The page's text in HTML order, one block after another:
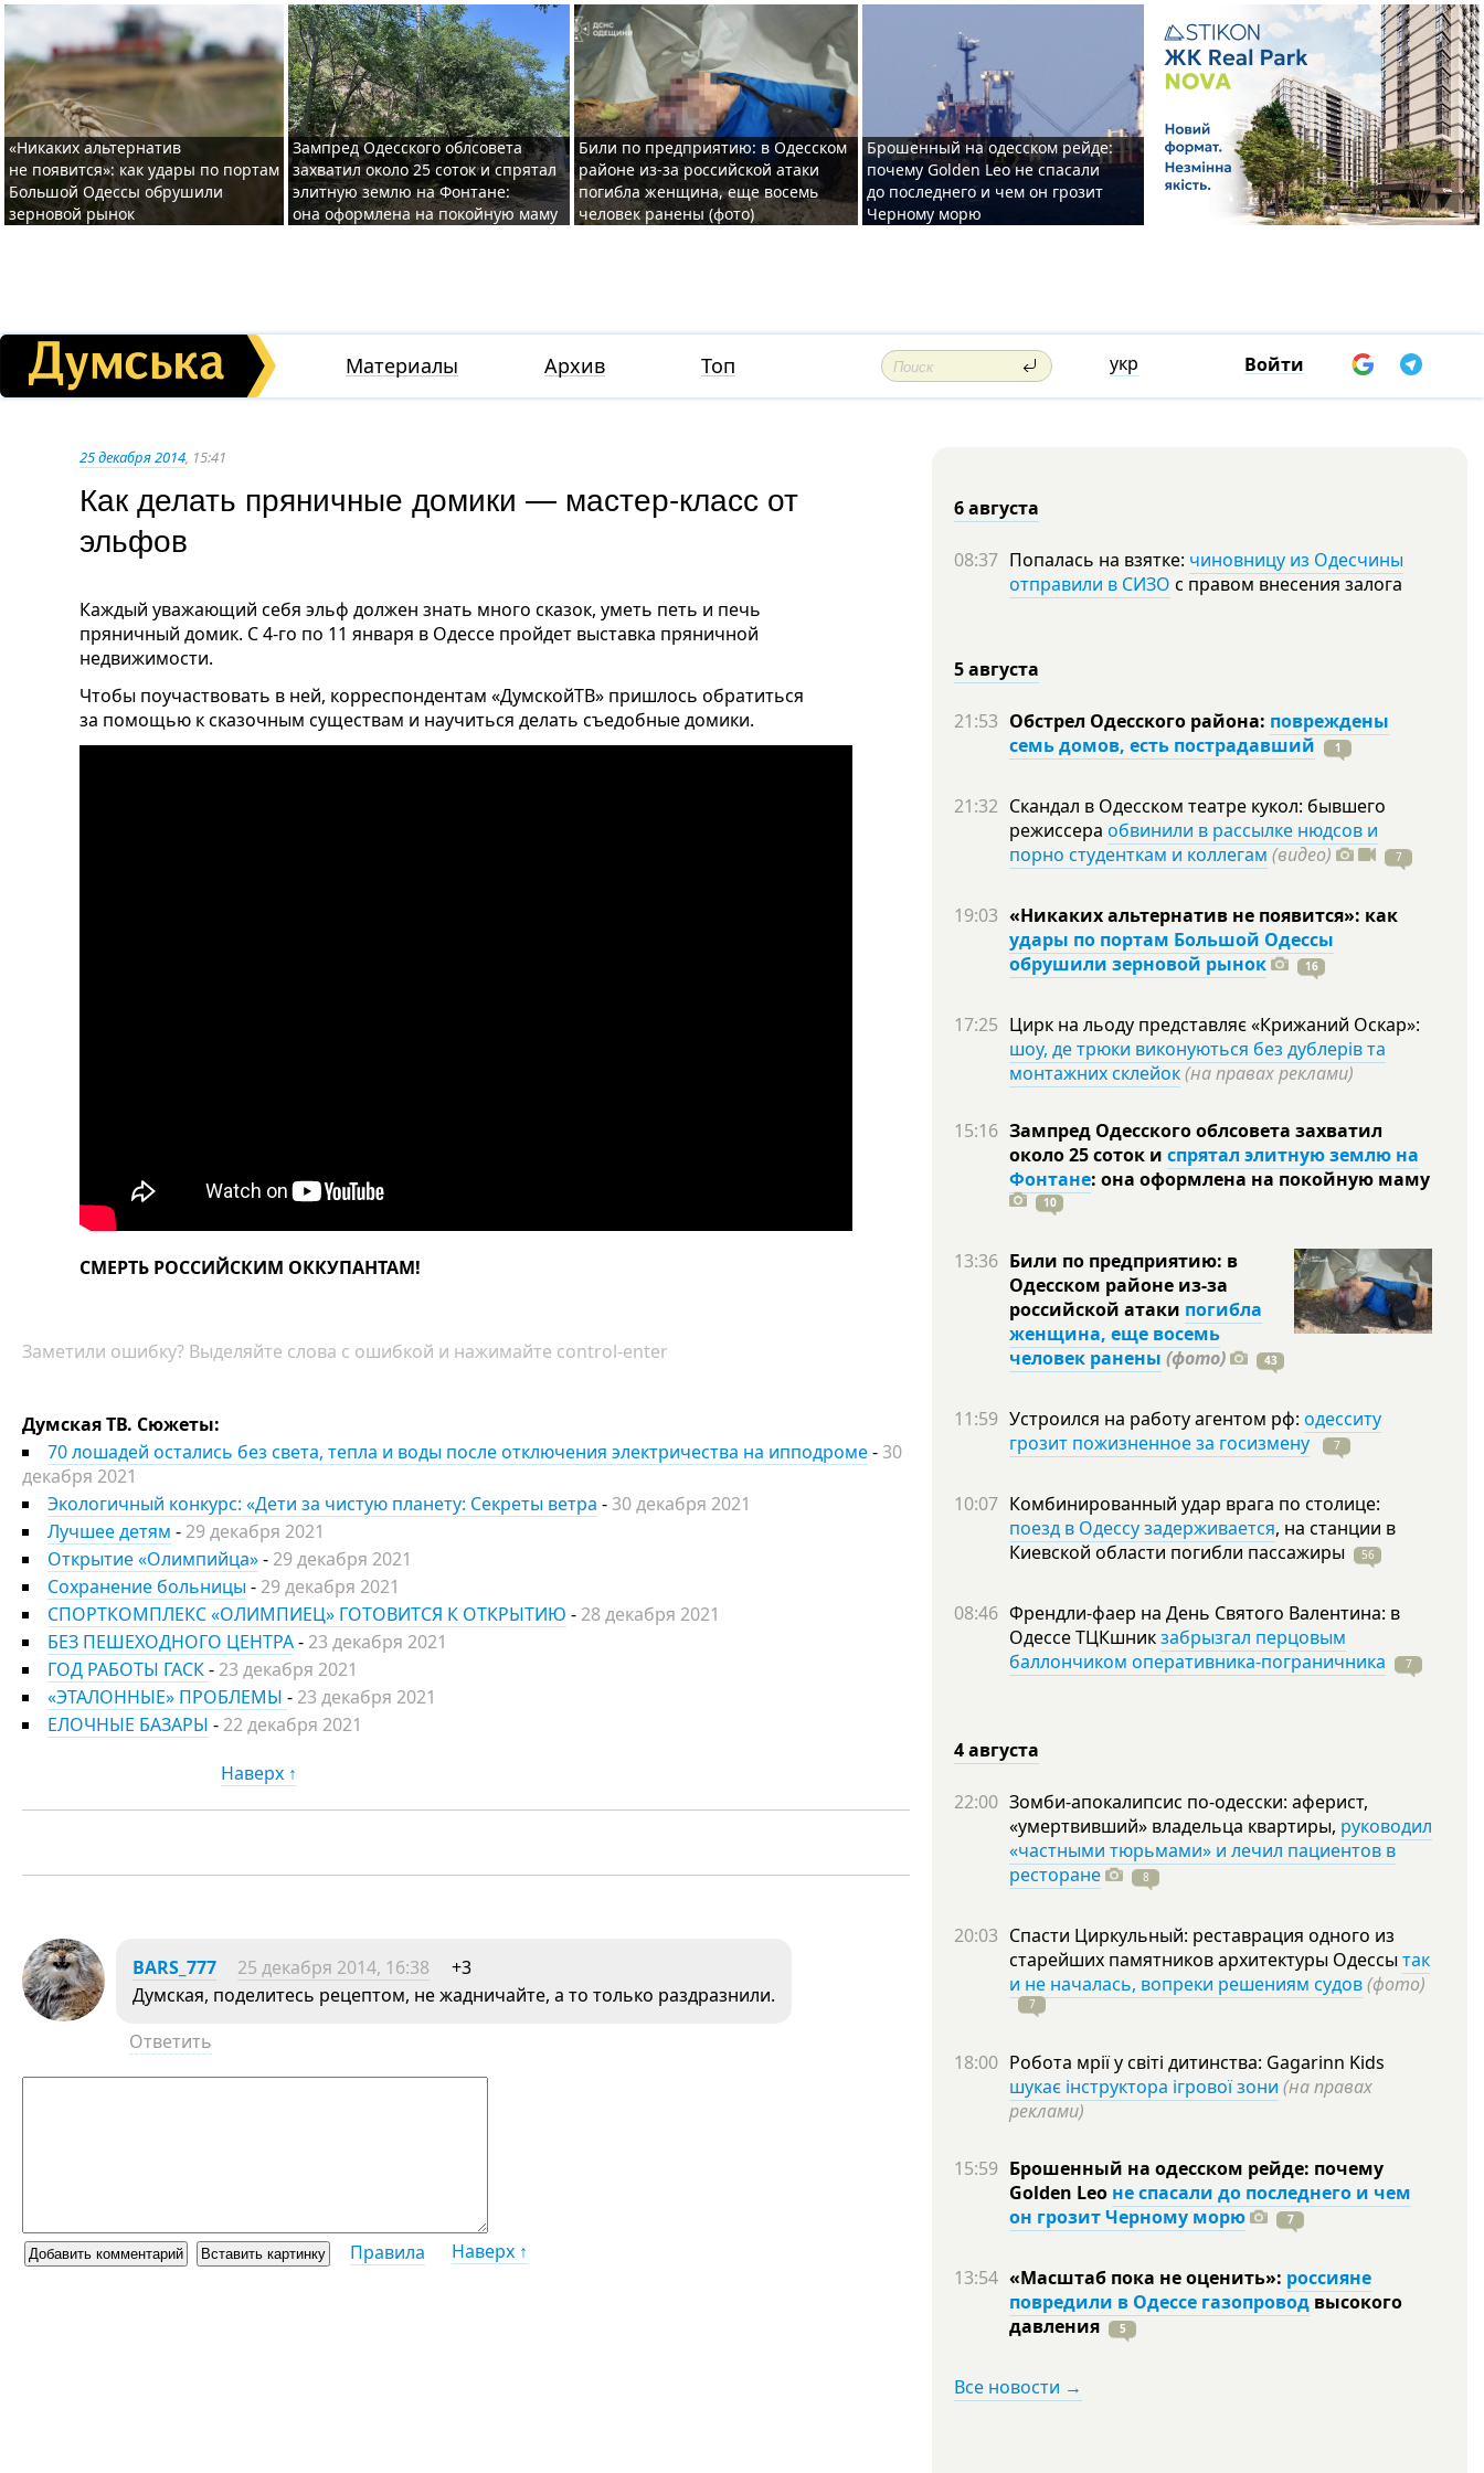
«Никаких альтернатив
не появится»: как удары по портам
Большой Одессы обрушили
зерновой рынок
Зампред Одесского облсовета
захватил около 25 соток и спрятал
элитную землю на Фонтане:
она оформлена на покойную маму
Били по предприятию: в Одесском
районе из-за российской атаки
погибла женщина, еще восемь
человек ранены (фото)
Брошенный на одесском рейде:
почему Golden Leo не спасали
до последнего и чем он грозит
Черному морю
Материалы Архив Топ укр Войти
25 декабря 2014, 15:41
Как делать пряничные домики — мастер-класс от
эльфов
Каждый уважающий себя эльф должен знать много сказок, уметь петь и печь
пряничный домик. С 4-го по 11 января в Одессе пройдет выставка пряничной
недвижимости.
Чтобы поучаствовать в ней, корреспондентам «ДумскойТВ» пришлось обратиться
за помощью к сказочным существам и научиться делать съедобные домики.
СМЕРТЬ РОССИЙСКИМ ОККУПАНТАМ!
Заметили ошибку? Выделяйте слова с ошибкой и нажимайте control-enter
Думская ТВ. Сюжеты:
70 лошадей остались без света, тепла и воды после отключения электричества на ипподроме-30
декабря 2021
Экологичный конкурс: «Дети за чистую планету: Секреты ветра -30 декабря 2021
Лучшее детям - 29 декабря 2021
Открытие «Олимпийца»- 29 декабря 2021
Сохранение больницы- 29 декабря 2021
СПОРТКОМПЛЕКС «ОЛИМПИЕЦ» ГОТОВИТСЯ К ОТКРЫТИЮ - 28 декабря 2021
БЕЗ ПЕШЕХОДНОГО ЦЕНТРА- 23 декабря 2021
ГОД РАБОТЫ ГАСК- 23 декабря 2021
«ЭТАЛОННЫЕ» ПРОБЛЕМЫ - 23 декабря 2021
ЕЛОЧНЫЕ БАЗАРЫ - 22 декабря 2021
Наверх ↑
BARS_777 25 декабря 2014, 16:38
+3
Думская, поделитесь рецептом, не жадничайте, а то только раздразнили.
Ответить
Правила Наверх ↑
6 августа
08:37 Попалась на взятке: чиновницу из Одесчины
отправили в СИЗО с правом внесения залога
5 августа
21:53 Обстрел Одесского района: повреждены
семь домов, есть пострадавший
1
21:32 Скандал в Одесском театре кукол: бывшего
режиссера обвинили в рассылке нюдсов и
порно студенткам и коллегам (видео) 7
19:03 «Никаких альтернатив не появится»: как
удары по портам Большой Одессы
обрушили зерновой рынок
16
17:25 Цирк на льоду представляє «Крижаний Оскар»:
шоу, де трюки виконуються без дублерів та
монтажних склейок(на правах реклами)
15:16 Зампред Одесского облсовета захватил
около 25 соток и спрятал элитную землю на
Фонтане: она оформлена на покойную маму
10
13:36 Били по предприятию: в
Одесском районе из-за
российской атаки погибла
женщина, еще восемь
человек ранены (фото) 43
11:59 Устроился на работу агентом рф: одесситу
грозит пожизненное за госизмену
7
10:07 Комбинированный удар врага по столице:
поезд в Одессу задерживается, на станции в
Киевской области погибли пассажиры 56
08:46 Френдли-фаер на День Святого Валентина: в
Одессе ТЦКшникзабрызгал перцовым
баллончиком оперативника-пограничника
7
4 августа
22:00 Зомби-апокалипсис по-одесски: аферист,
«умертвивший» владельца квартиры, руководил
«частными тюрьмами» и лечил пациентов в
ресторане
8
20:03 Спасти Циркульный: реставрация одного из
старейших памятников архитектуры Одессы так
и не началась, вопреки решениям судов(фото)
7
18:00 Робота мрії у світі дитинства: Gagarinn Kids
шукає інструктора ігрової зони (на правах
реклами)
15:59 Брошенный на одесском рейде: почему
Golden Leo не спасали до последнего и чем
он грозит Черному морю
7
13:54 «Масштаб пока не оценить»: россияне
повредили в Одессе газопровод высокого
давления
5
Все новости →